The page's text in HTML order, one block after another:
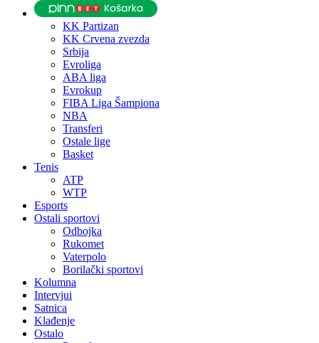
KK Partizan
KK Crvena zvezda
Srbija
Evroliga
ABA liga
Evrokup
FIBA Liga Šampiona
NBA
Transferi
Ostale lige
Basket
Tenis
ATP
WTP
Esports
Ostali sportovi
Odbojka
Rukomet
Vaterpolo
Borilački sportovi
Kolumna
Intervjui
Satnica
Klađenje
Ostalo